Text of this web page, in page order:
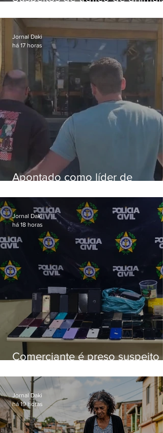
aves
Apontado como líder de
aposentados é preso
Jornal Daki
há 17 horas
Comerciante é preso suspeito
loja
Jornal Daki
há 18 horas
Jornal Daki
há 19 horas